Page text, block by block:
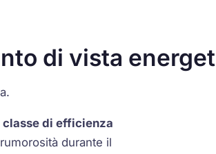
di vista
classe di efficienza
durante il